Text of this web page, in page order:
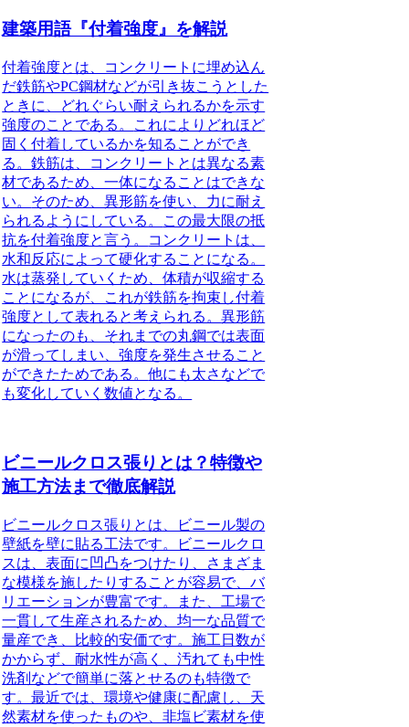
建築用語『付着強度』を解説
付着強度とは、コンクリートに埋め込ん
だ鉄筋やPC鋼材などが引き抜こうとした
ときに、どれぐらい耐えられるかを示す
強度のことである。
これによりどれほど
固く付着しているかを知ることができ
る。鉄筋は、コンクリートとは異なる素
材であるため、一体になることはできな
い。 そのため、異形筋を使い、力に耐え
られるようにしている。
この最大限の抵
抗を付着強度と言う。
コンクリートは、
水和反応によって硬化することになる。
水は蒸発していくため、体積が収縮する
ことになるが、これが鉄筋を拘束し付着
強度として表れると考えられる。異形筋
になったのも、それまでの丸鋼では表面
が滑ってしまい、強度を発生させること
ができたためである。他にも太さなどで
も変化していく数値となる。
ビニールクロス張りとは？特徴や
施工方法まで徹底解説
ビニールクロス張り とは、ビニール製の
壁紙を壁に貼る工法です。ビニールクロ
スは、表面に凹凸をつけたり、さまざま
な模様を施したりすることが容易で、バ
リエーションが豊富です。また、工場で
一貫して生産されるため、均一な品質で
量産でき、比較的安価です。施工日数が
かからず、耐水性が高く、汚れても中性
洗剤などで簡単に落とせるのも特徴で
す。最近では、環境や健康に配慮し、天
然素材を使ったものや、非塩ビ素材を使